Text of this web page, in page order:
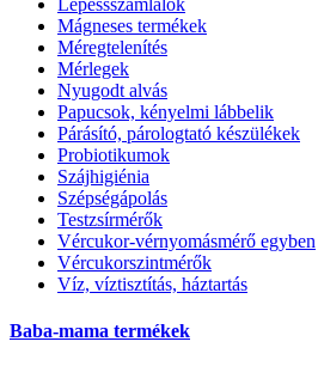
Lépéssszámlálók
Mágneses termékek
Méregtelenítés
Mérlegek
Nyugodt alvás
Papucsok, kényelmi lábbelik
Párásító, párologtató készülékek
Probiotikumok
Szájhigiénia
Szépségápolás
Testzsírmérők
Vércukor-vérnyomásmérő egyben
Vércukorszintmérők
Víz, víztisztítás, háztartás
Baba-mama termékek